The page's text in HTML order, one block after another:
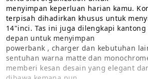
menyimpan keperluan harian kamu.
terpisah dihadirkan khusus untuk
14"inci. Tas ini juga dilengkapi
depan untuk menyimpan
powerbank , charger dan kebutuhan
sentuhan warna matte dan
memberi kesan desain yang elegant